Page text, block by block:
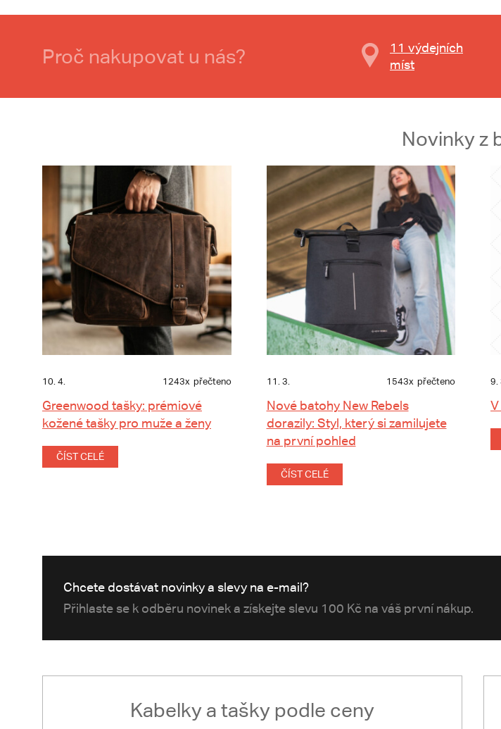
Proč nakupovat u nás?
11 výdejních
míst
Novinky z
10. 4. 1243x přečteno
Greenwood tašky: prémiové
kožené tašky pro muže a ženy
ČÍST CELÉ
11. 3. 1543x přečteno
Nové batohy New Rebels
dorazily: Styl, který si zamilujete
na první pohled
ČÍST CELÉ
9.
Chcete dostávat novinky a slevy na e-mail?
Přihlaste se k odběru novinek a získejte slevu 100 Kč na váš první nákup.
Kabelky a tašky podle ceny